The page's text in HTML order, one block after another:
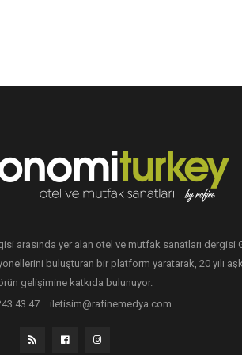
arasında yer alan otel ve mutfak sanatları dergisi
buluşturan bir platform yaratarak, 20 yılı
gelişimine katkıda bulunuyor.
43 47
iletisim@rafinemedya.com